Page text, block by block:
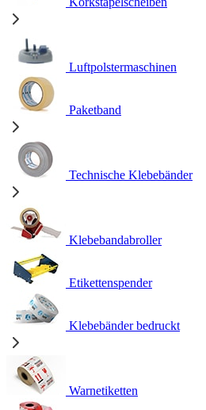
Luftpolstermaschinen
Paketband
Technische Klebebänder
Klebebandabroller
Etikettenspender
Klebebänder bedruckt
Warnetiketten